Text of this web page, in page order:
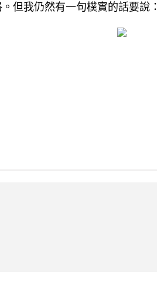
但我仍然有一句樸實的話要說